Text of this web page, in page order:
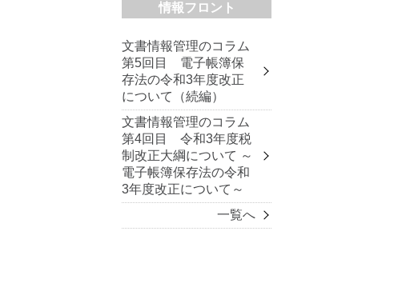
情報フロント
文書情報管理のコラム
第5回目 電子帳簿保
存法の令和3年度改正
について（続編）
文書情報管理のコラム
第4回目 令和3年度税
制改正大綱について ～
電子帳簿保存法の令和
3年度改正について～
一覧へ